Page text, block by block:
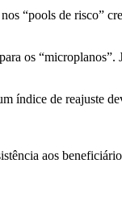
“pools de risco”
os “microplanos”.
índice de reajuste
aos